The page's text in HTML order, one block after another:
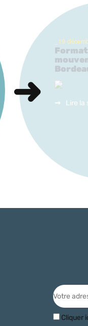
_19
Lire la
Cliquer